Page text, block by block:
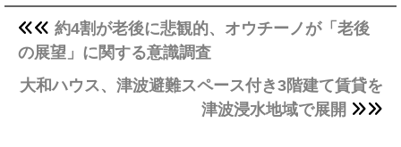
約4割が老後に悲観的、オウチーノが「老後
の展望」に関する意識調査
大和ハウス、津波避難スペース付き3階建て賃貸を
津波浸水地域で展開